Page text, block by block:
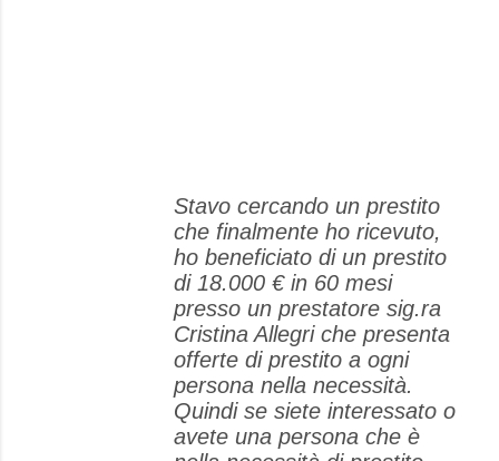
Stavo cercando un prestito
che finalmente ho ricevuto,
ho beneficiato di un prestito
di 18.000 € in 60 mesi
presso un prestatore sig.ra
Cristina Allegri che presenta
offerte di prestito a ogni
persona nella necessità.
Quindi se siete interessato o
avete una persona che è